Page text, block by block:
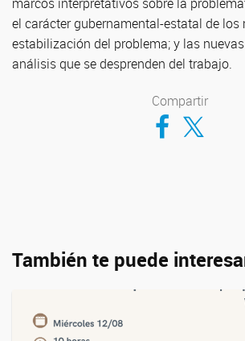
el carácter gubernamental-estatal de los
estabilización del problema; y las
análisis que se desprenden del trabajo.
Compartir
Compartir enCompartir en Twitter
También te puede